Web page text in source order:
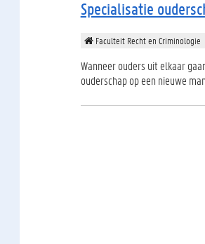
Specialisatie
Faculteit Recht en Criminologie
Wanneer ouders uit elkaar
ouderschap op een nieuwe